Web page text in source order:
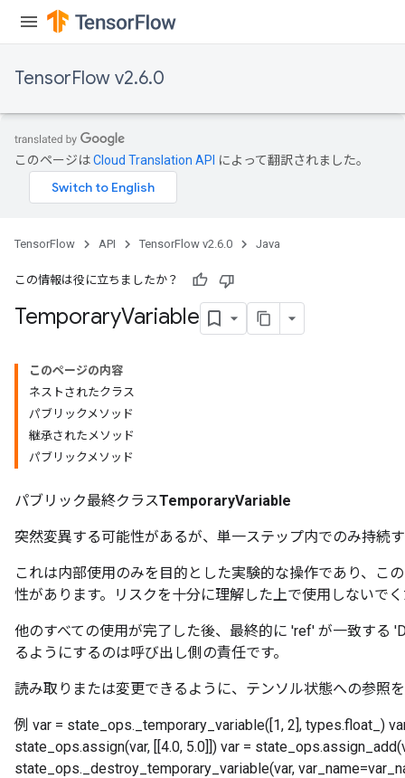
TensorFlow v2.6.0
このページはCloud Translation API によって翻訳されました。
TensorFlow API TensorFlow v2.6.0 Java
この情報は役に立ちましたか？
TemporaryVariable
このページの内容
ネストされたクラス
パブリックメソッド
継承されたメソッド
パブリックメソッド
パブリック最終クラスTemporaryVariable
突然変異する可能性があるが、単一ステップ内でのみ持続
これは内部使用のみを目的とした実験的な操作であり、こ
性があります。リスクを十分に理解した上で使用しないで
他のすべての使用が完了した後、最終的に 'ref' が一致する
るようにするのは呼び出し側の責任です。
読み取りまたは変更できるように、テンソル状態への参照
例 var = state_ops._temporary_variable([1, 2], types.float_)
state_ops.assign(var, [[4.0, 5.0]]) var =
state_ops._destroy_temporary_variable(var,